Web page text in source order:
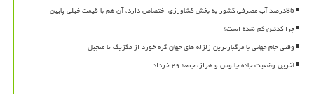
85درصد آب مصرفی کشور به بخش کشاورزی اختصاص دارد، آن هم با قیمت خیلی پایین
چرا کدئین کم شده است؟
وقتی جام جهانی با مرگبارترین زلزله های جهان گره خورد از مکزیک تا منجیل
آخرین وضعیت جاده چالوس و هراز، جمعه ۲۹ خرداد